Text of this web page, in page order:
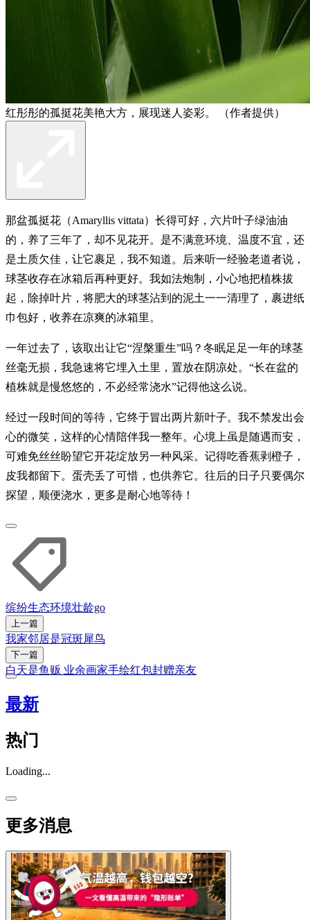
红彤彤的孤挺花美艳大方，展现迷人姿彩。 （作者提供）
那盆孤挺花（Amaryllis vittata）长得可好，六片叶子绿油油
的，养了三年了，却不见花开。是不满意环境、温度不宜，还
是土质欠佳，让它裹足，我不知道。后来听一经验老道者说，
球茎收存在冰箱后再种更好。我如法炮制，小心地把植株拔
起，除掉叶片，将肥大的球茎沾到的泥土一一清理了，裹进纸
巾包好，收养在凉爽的冰箱里。
一年过去了，该取出让它“涅槃重生”吗？冬眠足足一年的球茎
丝毫无损，我急速将它埋入土里，置放在阴凉处。“长在盆的
植株就是慢悠悠的，不必经常浇水”记得他这么说。
经过一段时间的等待，它终于冒出两片新叶子。我不禁发出会
心的微笑，这样的心情陪伴我一整年。心境上虽是随遇而安，
可难免丝丝盼望它开花绽放另一种风采。记得吃香蕉剥橙子，
皮我都留下。蛋壳丢了可惜，也供养它。往后的日子只要偶尔
探望，顺便浇水，更多是耐心地等待！
缤纷生态环境壮龄go
上一篇
我家邻居是冠斑犀鸟
下一篇
白天是鱼贩 业余画家手绘红包封赠亲友
最新
热门
Loading...
更多消息